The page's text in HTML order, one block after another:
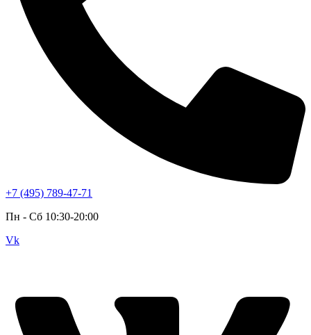
+7 (495) 789-47-71
Пн - Cб 10:30-20:00
Vk